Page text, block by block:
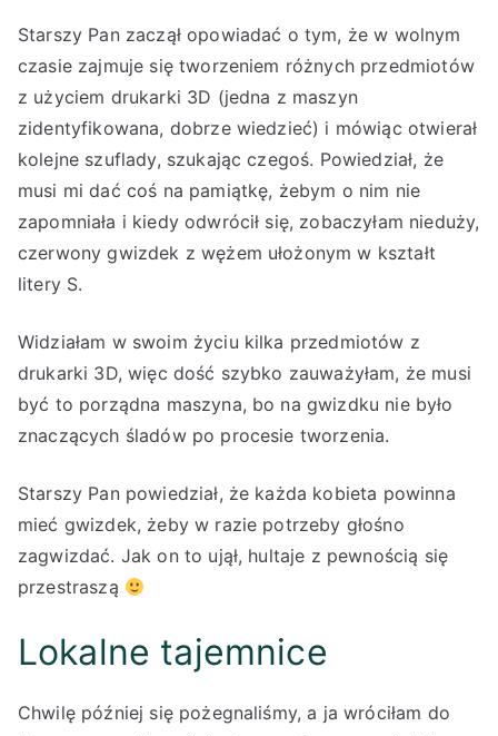
Starszy Pan zaczął opowiadać o tym, że w wolnym
czasie zajmuje się tworzeniem różnych przedmiotów
z użyciem drukarki 3D (jedna z maszyn
zidentyfikowana, dobrze wiedzieć) i mówiąc otwierał
kolejne szuflady, szukając czegoś. Powiedział, że
musi mi dać coś na pamiątkę, żebym o nim nie
zapomniała i kiedy odwrócił się, zobaczyłam nieduży,
czerwony gwizdek z wężem ułożonym w kształt
litery S.
Widziałam w swoim życiu kilka przedmiotów z
drukarki 3D, więc dość szybko zauważyłam, że musi
być to porządna maszyna, bo na gwizdku nie było
znaczących śladów po procesie tworzenia.
Starszy Pan powiedział, że każda kobieta powinna
mieć gwizdek, żeby w razie potrzeby głośno
zagwizdać. Jak on to ujął, hultaje z pewnością się
przestraszą
Lokalne tajemnice
Chwilę później się pożegnaliśmy, a ja wróciłam do